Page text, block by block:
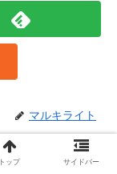
マルキライト
トップ サイドバー